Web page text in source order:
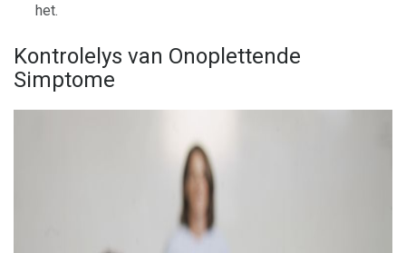
het.
Kontrolelys van Onoplettende
Simptome